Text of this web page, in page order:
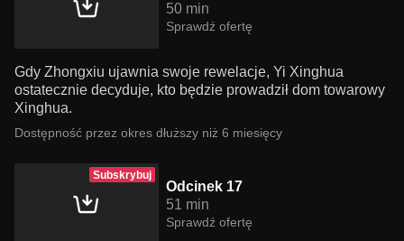
50 min
Sprawdź ofertę
Gdy Zhongxiu ujawnia swoje rewelacje, Yi Xinghua
ostatecznie decyduje, kto będzie prowadził dom towarowy
Xinghua.
Dostępność przez okres dłuższy niż 6 miesięcy
Subskrybuj
Odcinek 17
51 min
Sprawdź ofertę